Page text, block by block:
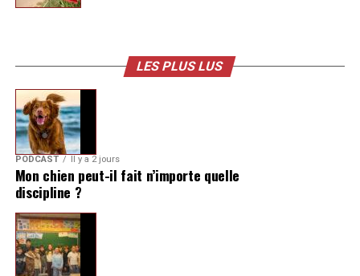
LES PLUS LUS
PODCAST Il y a 2 jours
Mon chien peut-il fait n’importe quelle
discipline ?